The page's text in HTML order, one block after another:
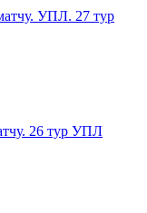
УПЛ. 27 тур
26 тур УПЛ